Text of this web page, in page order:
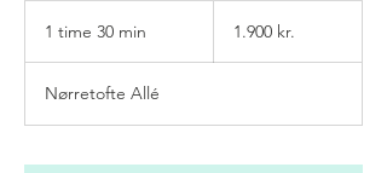
1 time 30 min
m
3
kroner1.900 kr.
Nørretofte Allé